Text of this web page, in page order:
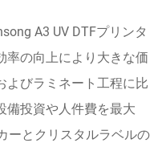
A3 UV DTFプリンタ
率の向上により大きな価
よびラミネート工程に比
備投資や人件費を最大
ーとクリスタルラベルの